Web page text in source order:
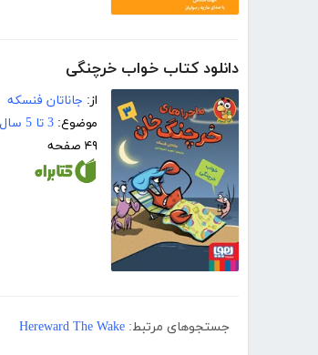
دانلود کتاب خواب خرچنگی
از: جاناتان فنسکه
موضوع: 3 تا 5 سال
۴۹ صفحه
جستجوهای مرتبط: Hereward The Wake